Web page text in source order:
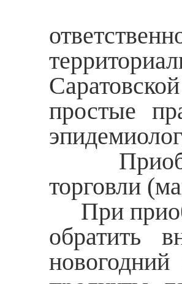
простые
торговли
При
обратить